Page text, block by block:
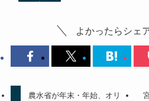
よかったらシェ
農水省が年末・年始、オリ